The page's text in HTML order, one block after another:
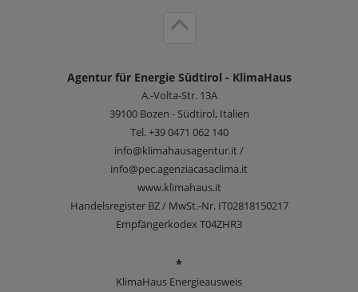
Agentur für Energie Südtirol - KlimaHaus
A.-Volta-Str. 13A
39100 Bozen - Südtirol, Italien
Tel.+39 0471 062 140
info@klimahausagentur.it /
info@pec.agenziacasaclima.it
www.klimahaus.it
Handelsregister BZ / MwSt.-Nr. IT02818150217
Empfängerkodex T04ZHR3
*
KlimaHaus Energieausweis